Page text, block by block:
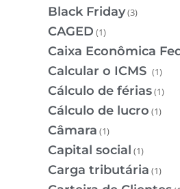
Black Friday(3)
CAGED (1)
Caixa Econômica
Calcular o ICMS (1)
Cálculo de férias(1)
Cálculo de lucro (1)
Câmara (1)
Capital social (1)
Carga tributária (1)